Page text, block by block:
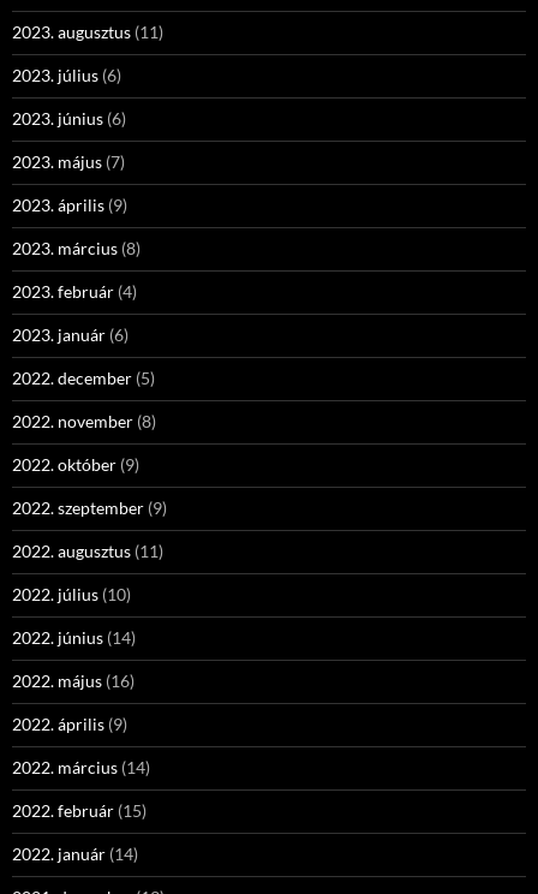
2023. augusztus (11)
2023. július (6)
2023. június (6)
2023. május (7)
2023. április (9)
2023. március (8)
2023. február (4)
2023. január (6)
2022. december (5)
2022. november (8)
2022. október (9)
2022. szeptember (9)
2022. augusztus (11)
2022. július (10)
2022. június (14)
2022. május (16)
2022. április (9)
2022. március (14)
2022. február (15)
2022. január (14)